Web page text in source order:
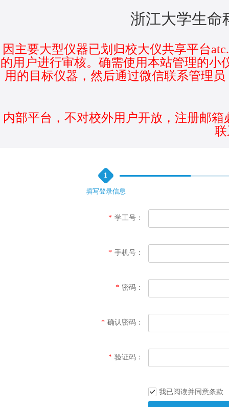
浙江大学生命
因主要大型仪器已划归校大仪共享平台
的用户进行审核。确需使用本站管理的小
用的目标仪器，然后通过微信联系管理
内部平台，不对校外用户开放，注册邮
1
填写登录信息
* 学工号：
* 手机号：
* 密码：
* 确认密码：
* 验证码：
我已阅读并同意条款